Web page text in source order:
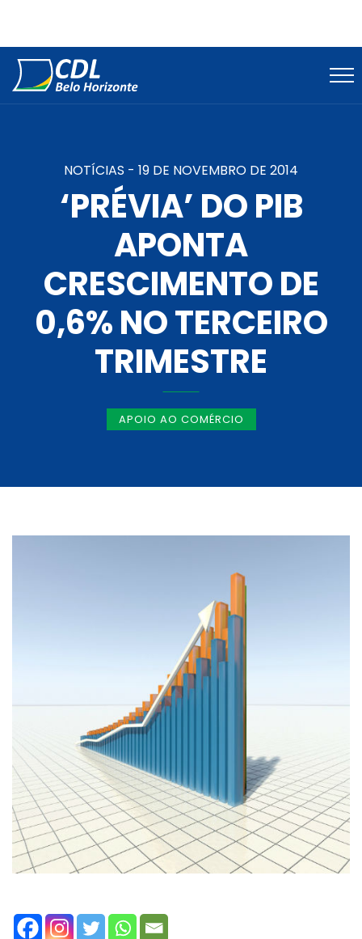
NOTÍCIAS - 19 DE NOVEMBRO DE 2014
‘PRÉVIA’ DO PIB
APONTA
CRESCIMENTO DE
0,6% NO TERCEIRO
TRIMESTRE
APOIO AO COMÉRCIO